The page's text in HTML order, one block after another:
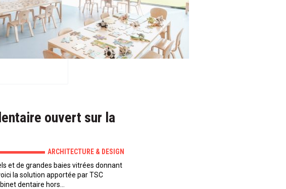
ouvert sur la
ARCHITECTURE & DESIGN
et de grandes baies vitrées donnant
la solution apportée par TSC
dentaire hors…